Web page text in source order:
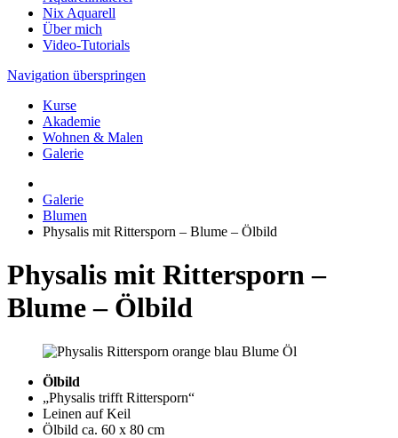
Nix Aquarell
Über mich
Video-Tutorials
Navigation überspringen
Kurse
Akademie
Wohnen & Malen
Galerie
Galerie
Blumen
Physalis mit Rittersporn – Blume – Ölbild
Physalis mit Rittersporn –
Blume – Ölbild
Ölbild
„Physalis trifft Rittersporn“
Leinen auf Keil
Ölbild ca. 60 x 80 cm